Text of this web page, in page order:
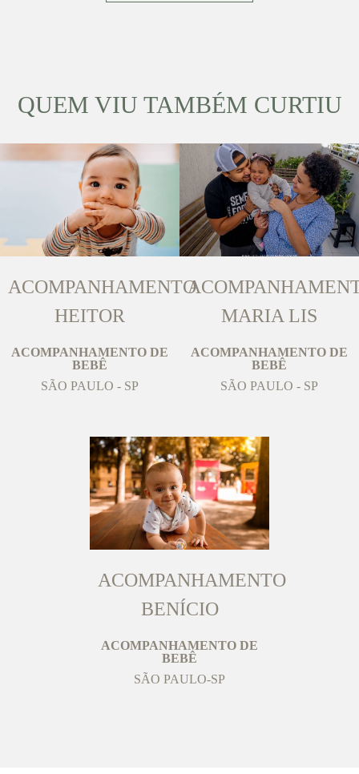
QUEM VIU TAMBÉM CURTIU
ACOMPANHAMENTO
HEITOR
ACOMPANHAMENTO DE
BEBÊ
SÃO PAULO - SP
MARIA LIS
ACOMPANHAMENTO DE
BEBÊ
SÃO PAULO - SP
ACOMPANHAMENTO
BENÍCIO
ACOMPANHAMENTO DE
BEBÊ
SÃO PAULO-SP